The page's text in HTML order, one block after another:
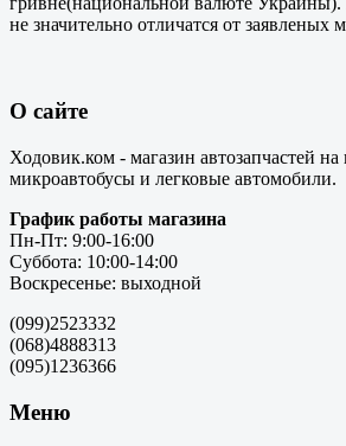
не значительно отличатся от заявленых
О сайте
Ходовик.ком - магазин автозапчастей на
микроавтобусы и легковые автомобили.
График работы магазина
Пн-Пт: 9:00-16:00
Суббота: 10:00-14:00
Воскресенье: выходной
(099)2523332
(068)4888313
(095)1236366
Меню